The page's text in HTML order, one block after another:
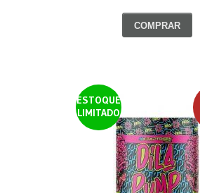
COMPRAR
ESTOQUE
LIMITADO